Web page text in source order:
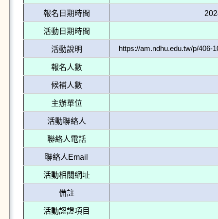
報名日期時間
活動日期時間
活動說明 https://am.ndhu.edu.tw/p/406-
報名人數
候補人數
主辦單位
活動聯絡人
聯絡人電話
聯絡人Email
活動相關網址
備註
活動認證項目